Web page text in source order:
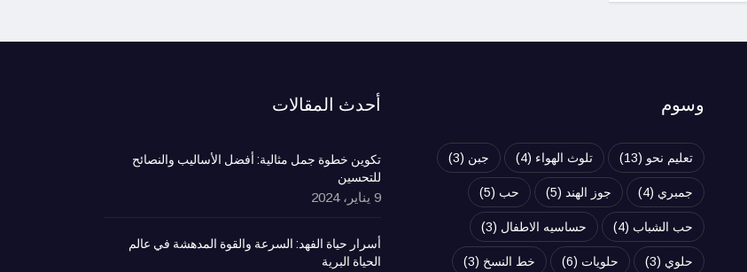
وسوم
تعليم نحو (13) تلوث الهواء (4) جبن (3)
جمبري (4) جوز الهند (5) حب (5)
حب الشباب (4) حساسيه الاطفال (3)
حلوي (3) حلويات (6) خط النسخ (3)
أحدث المقالات
تكوين خطوة جمل مثالية: أفضل الأساليب والنصائح
للتحسين
9 يناير، 2024
أسرار حياة الفهد: السرعة والقوة المدهشة في عالم
الحياة البرية